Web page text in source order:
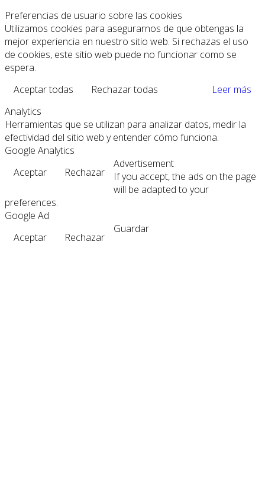
Preferencias de usuario sobre las cookies
Utilizamos cookies para asegurarnos de que obtengas la
mejor experiencia en nuestro sitio web. Si rechazas el uso
de cookies, este sitio web puede no funcionar como se
espera.
Aceptar todas
Rechazar todas
Leer más
Analytics
Herramientas que se utilizan para analizar datos, medir la
efectividad del sitio web y entender cómo funciona.
Google Analytics
Aceptar
Rechazar
Advertisement
If you accept, the ads on the page
will be adapted to your
preferences.
Google Ad
Aceptar
Rechazar
Guardar